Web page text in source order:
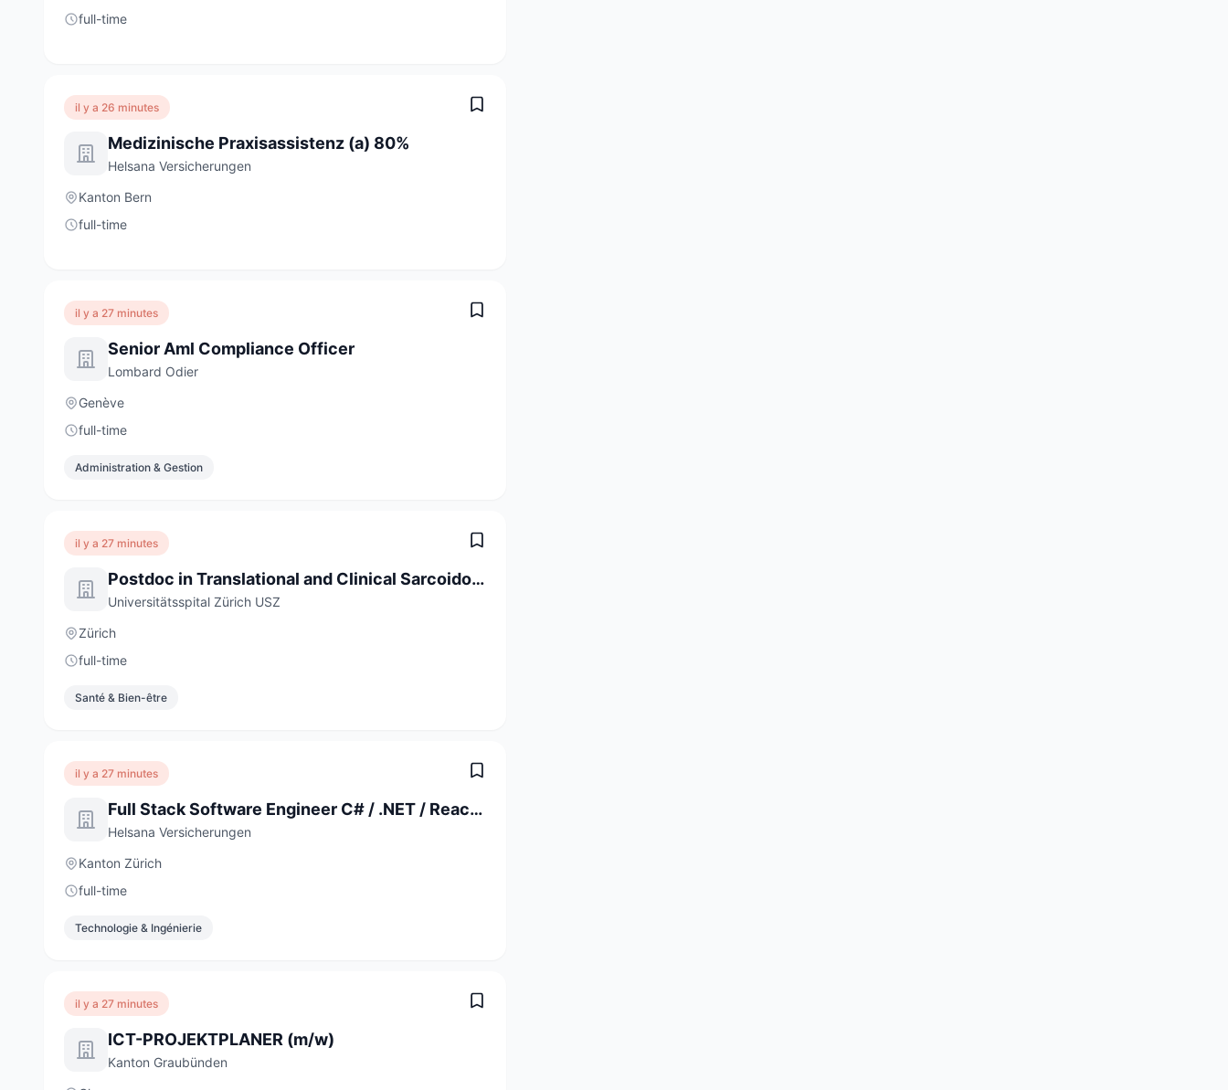
full-time
il y a 26 minutes
Medizinische Praxisassistenz (a) 80%
Helsana Versicherungen
Kanton Bern
full-time
il y a 27 minutes
Senior Aml Compliance Officer
Lombard Odier
Genève
full-time
Administration & Gestion
il y a 27 minutes
Postdoc in Translational and Clinical Sarcoidosis Research 80-100%
Universitätsspital Zürich USZ
Zürich
full-time
Santé & Bien-être
il y a 27 minutes
Full Stack Software Engineer C# / .NET / React (a) 80-100%
Helsana Versicherungen
Kanton Zürich
full-time
Technologie & Ingénierie
il y a 27 minutes
ICT-PROJEKTPLANER (m/w)
Kanton Graubünden